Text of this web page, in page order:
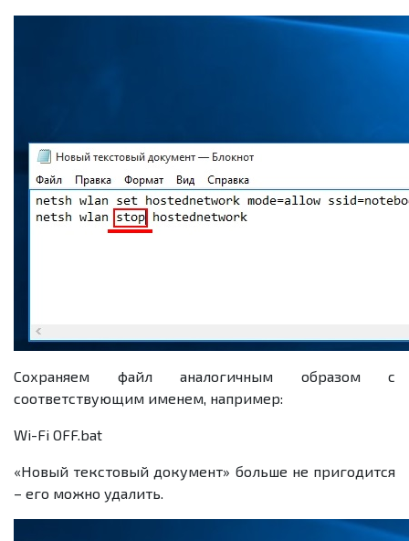
Сохраняем файл аналогичным образом с
соответствующим именем, например:
Wi-Fi OFF.bat
«Новый текстовый документ» больше не пригодится
– его можно удалить.